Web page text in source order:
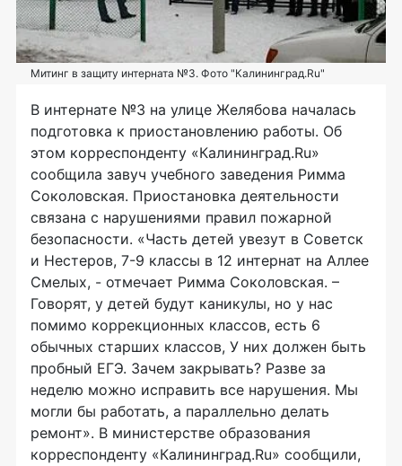
Митинг в защиту интерната №3. Фото "Калининград.Ru"
В интернате №3 на улице Желябова началась
подготовка к приостановлению работы. Об
этом корреспонденту «Калининград.Ru»
сообщила завуч учебного заведения Римма
Соколовская. Приостановка деятельности
связана с нарушениями правил пожарной
безопасности. «Часть детей увезут в Советск
и Нестеров, 7-9 классы в 12 интернат на Аллее
Смелых, - отмечает Римма Соколовская. –
Говорят, у детей будут каникулы, но у нас
помимо коррекционных классов, есть 6
обычных старших классов, У них должен быть
пробный ЕГЭ. Зачем закрывать? Разве за
неделю можно исправить все нарушения. Мы
могли бы работать, а параллельно делать
ремонт». В министерстве образования
корреспонденту «Калининград.Ru» сообщили,